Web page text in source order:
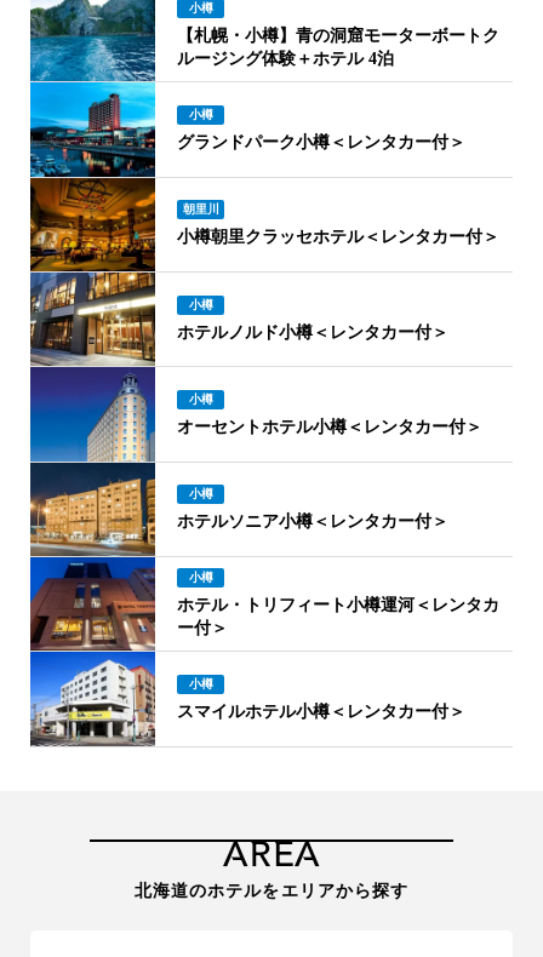
小樽
【札幌・小樽】青の洞窟モーターボートク
ルージング体験＋ホテル 4泊
小樽
グランドパーク小樽＜レンタカー付＞
朝里川
小樽朝里クラッセホテル＜レンタカー付＞
小樽
ホテルノルド小樽＜レンタカー付＞
小樽
オーセントホテル小樽＜レンタカー付＞
小樽
ホテルソニア小樽＜レンタカー付＞
小樽
ホテル・トリフィート小樽運河＜レンタカ
ー付＞
小樽
スマイルホテル小樽＜レンタカー付＞
AREA
北海道のホテルをエリアから探す